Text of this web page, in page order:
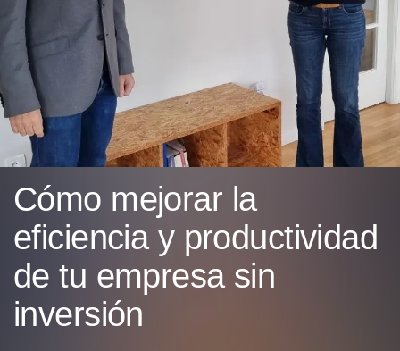
Cómo mejorar la
eficiencia y productividad
de tu empresa sin
inversión